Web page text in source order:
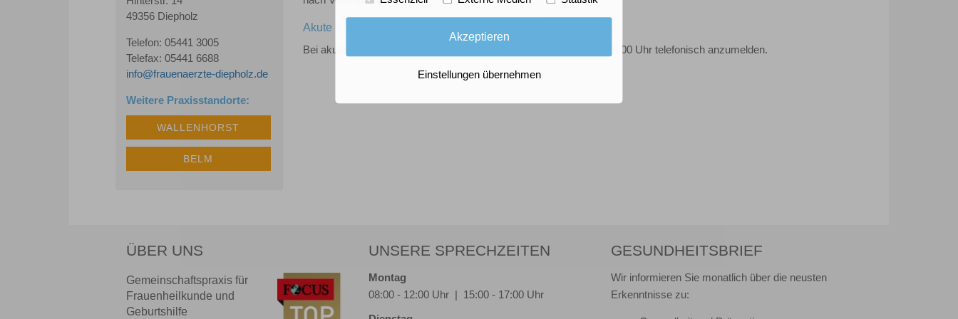
49356 Diepholz
Telefon: 05441 3005
Telefax: 05441 6688
info@frauenaerzte-diepholz.de
Weitere Praxisstandorte:
WALLENHORST
BELM
Akute Beschwerden / Notfälle
Bei akuten Beschwerden haben Sie die Möglichkeit sich täglich ab 8:00 Uhr telefonisch anzumelden.
ÜBER UNS
Gemeinschaftspraxis für
Frauenheilkunde und
Geburtshilfe
UNSERE SPRECHZEITEN
Montag
08:00 - 12:00 Uhr | 15:00 - 17:00 Uhr
GESUNDHEITSBRIEF
Wir informieren Sie monatlich über die neusten
Erkenntnisse zu:
Akzeptieren
Einstellungen übernehmen